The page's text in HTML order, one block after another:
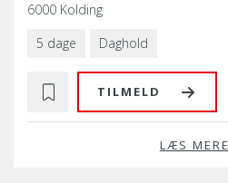
6000 Kolding
5 dage
Daghold
TILMELD
LÆS MERE